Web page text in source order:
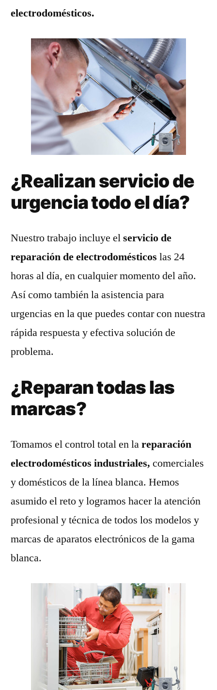
electrodomésticos.
¿Realizan servicio de
urgencia todo el día?
Nuestro trabajo incluye elservicio de
reparación de electrodomésticos las 24
horas al día, en cualquier momento del año.
Así como también la asistencia para
urgencias en la que puedes contar con nuestra
rápida respuesta y efectiva solución de
problema.
¿Reparan todas las
marcas?
Tomamos el control total en lareparación
electrodomésticos industriales, comerciales
y domésticos de la línea blanca. Hemos
asumido el reto y logramos hacer la atención
profesional y técnica de todos los modelos y
marcas de aparatos electrónicos de la gama
blanca.